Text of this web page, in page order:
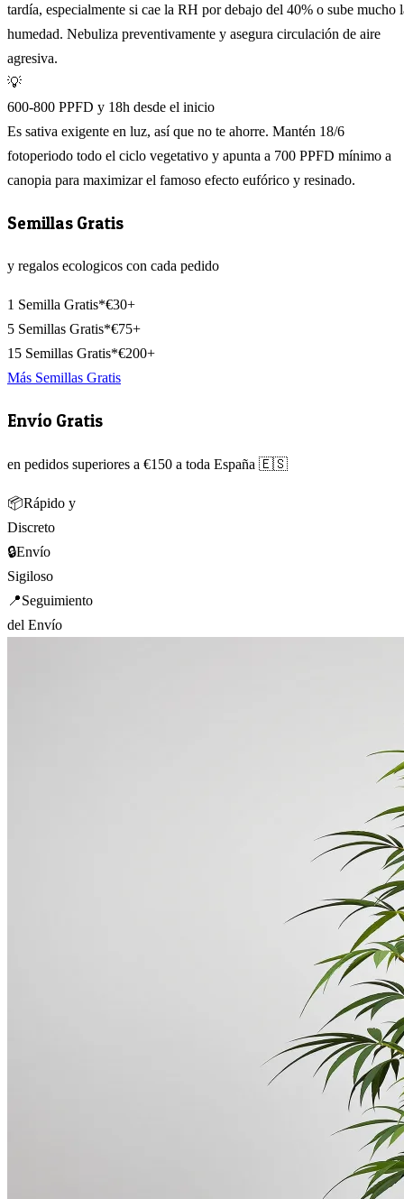
tardía, especialmente si cae la RH por debajo del 40% o sube mucho
humedad. Nebuliza preventivamente y asegura circulación de aire
agresiva.
💡
600-800 PPFD y 18h desde el inicio
Es sativa exigente en luz, así que no te ahorre. Mantén 18/6
fotoperiodo todo el ciclo vegetativo y apunta a 700 PPFD mínimo a
canopia para maximizar el famoso efecto eufórico y resinado.
Semillas Gratis
y regalos ecologicos con cada pedido
1 Semilla Gratis*€30+
5 Semillas Gratis*€75+
15 Semillas Gratis*€200+
Más Semillas Gratis
Envío Gratis
en pedidos superiores a €150 a toda España 🇪🇸
📦Rápido y
Discreto
🔒Envío
Sigiloso
📍Seguimiento
del Envío